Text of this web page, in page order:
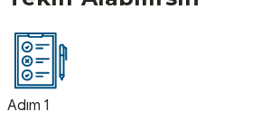
Adım 1